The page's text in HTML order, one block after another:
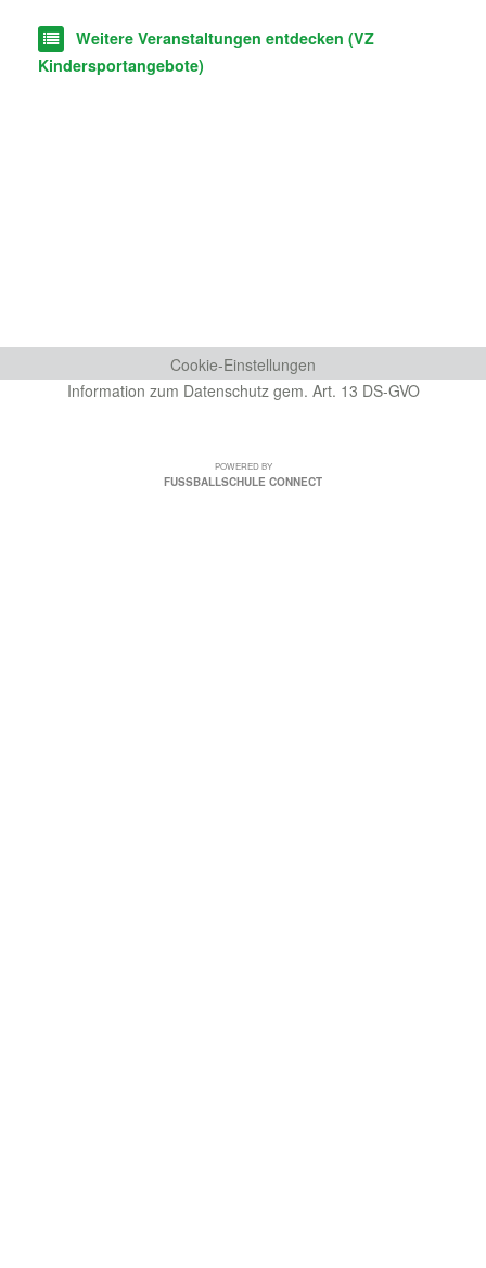
Weitere Veranstaltungen entdecken (VZ
Kindersportangebote)
Cookie-Einstellungen
Information zum Datenschutz gem. Art. 13 DS-GVO
POWERED BY
FUSSBALLSCHULE CONNECT